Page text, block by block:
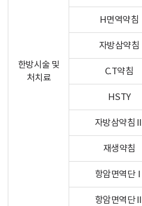
한방시술 및
처치료
H면역약침
자방삼약침
C.T약침
HSTY
자방삼약침Ⅱ
재생약침
항암면역단Ⅰ
항암면역단Ⅱ